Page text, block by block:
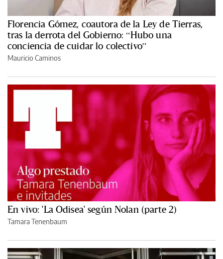
Florencia Gómez, coautora de la Ley de Tierras,
tras la derrota del Gobierno: “Hubo una
conciencia de cuidar lo colectivo”
Mauricio Caminos
En vivo: 'La Odisea' según Nolan (parte 2)
Tamara Tenenbaum